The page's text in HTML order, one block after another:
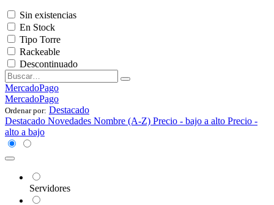
Sin existencias
En Stock
Tipo Torre
Rackeable
Descontinuado
MercadoPago
MercadoPago
Ordenar por: Destacado
Destacado Novedades Nombre (A-Z) Precio - bajo a alto Precio -
alto a bajo
Servidores